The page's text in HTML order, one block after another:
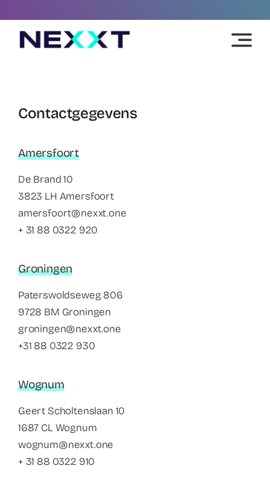
content
Contactgegevens
Amersfoort
De Brand 10
3823 LH Amersfoort
amersfoort@nexxt.one
+ 31 88 0322 920
Groningen
Paterswoldseweg 806
9728 BM Groningen
groningen@nexxt.one
+31 88 0322 930
Wognum
Geert Scholtenslaan 10
1687 CL Wognum
wognum@nexxt.one
+ 31 88 0322 910